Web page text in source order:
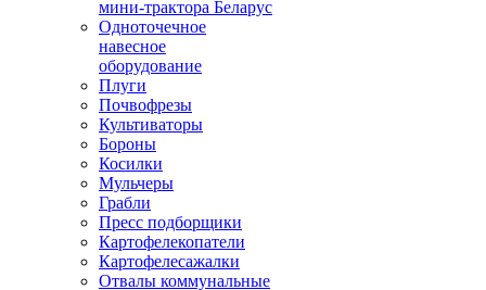
мини-трактора Беларус
Одноточечное
навесное
оборудование
Плуги
Почвофрезы
Культиваторы
Бороны
Косилки
Мульчеры
Грабли
Пресс подборщики
Картофелекопатели
Картофелесажалки
Отвалы коммунальные